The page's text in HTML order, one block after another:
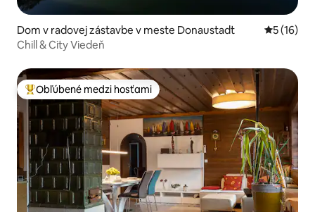
Dom v radovej zástavbe v meste Donaustadt
5 (16)
Chill & City Viedeň
Najobľúbenejšie medzi hosťami
Obľúbené medzi hosťami